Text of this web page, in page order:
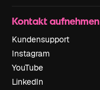
Kontakt aufnehmen
Kundensupport
Instagram
YouTube
LinkedIn